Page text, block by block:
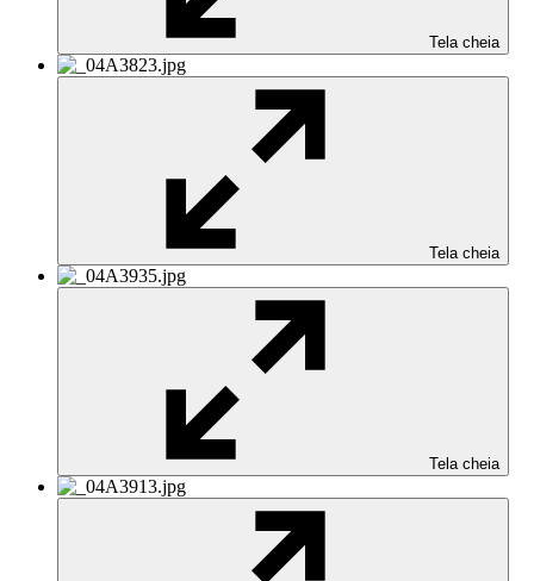
Tela cheia
Tela cheia
Tela cheia